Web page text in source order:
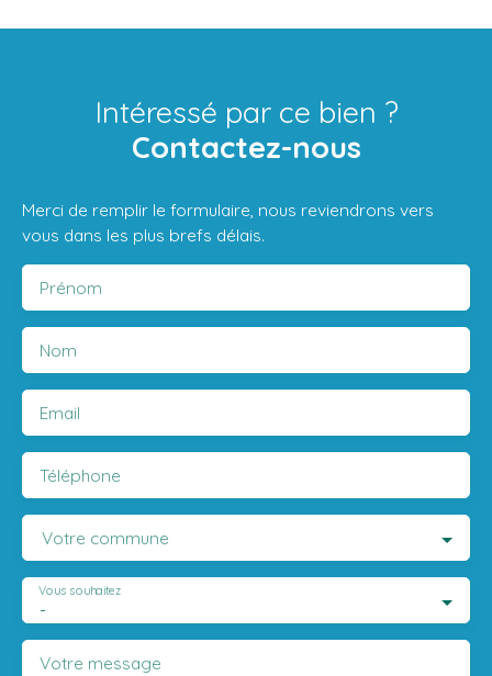
Intéressé par ce bien ?
Contactez-nous
Merci de remplir le formulaire, nous reviendrons vers
vous dans les plus brefs délais.
Prénom
Nom
Email
Téléphone
Votre commune
-
Vous souhaitez
Votre message